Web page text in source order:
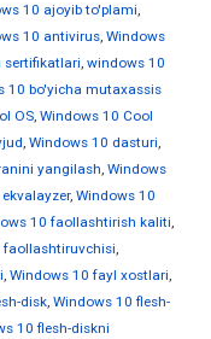
10 ajoyib to'plami,
10 antivirus, Windows
sertifikatlari, windows 10
10 bo'yicha mutaxassis
OS, Windows 10 Cool
, Windows 10 dasturi,
yangilash, Windows
, Windows 10
10 faollashtirish kaliti,
faollashtiruvchisi,
, Windows 10 fayl xostlari,
disk, Windows 10 flesh-
10 flesh-diskni